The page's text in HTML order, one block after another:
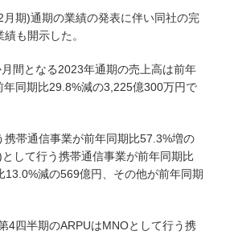
期)通期の業績の発表に伴い同社の完
も開示した。
間となる2023年通期の売上高は前年
同期比29.8%減の3,225億300万円で
帯通信事業が前年同期比57.3%増の
して行う携帯通信事業が前年同期比
減の569億円、その他が前年同期
4四半期のARPUはMNOとして行う携